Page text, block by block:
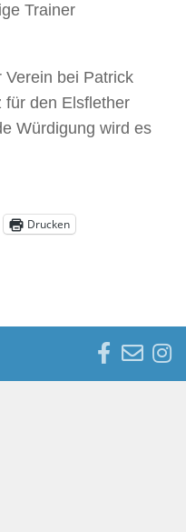
Trainer
Verein bei Patrick
für den Elsflether
Würdigung wird es
Drucken